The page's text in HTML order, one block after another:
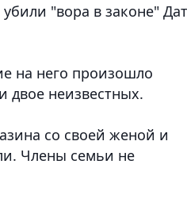
"вора в законе"
на него произошло
двое неизвестных.
со своей женой и
Члены семьи не